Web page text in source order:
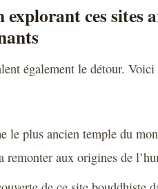
ces sites
également le détour. Voici
le plus ancien temple du
aux origines de